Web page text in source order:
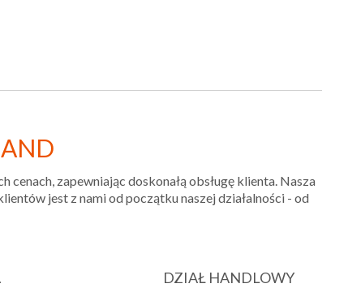
zapewniając doskonałą obsługę klienta. Nasza
jest z nami od początku naszej działalności - od
DZIAŁ HANDLOWY